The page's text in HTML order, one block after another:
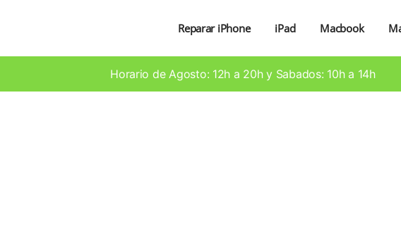
Reparar iPhone iPad Macbook
Horario de Agosto: 12h a 20h y Sabados: 10h a 14h